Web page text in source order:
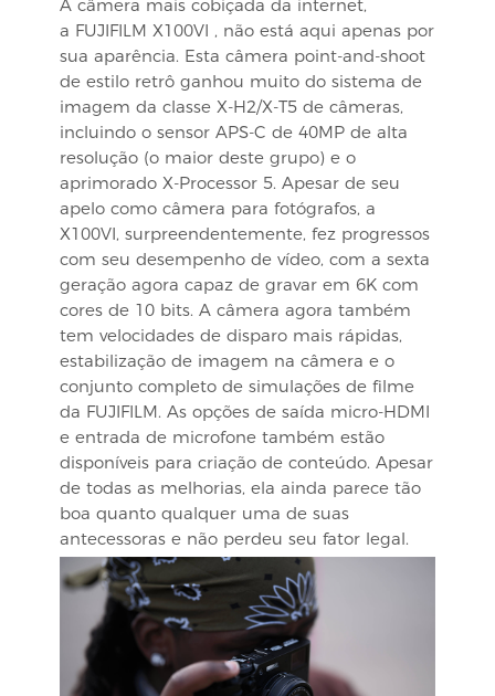
A câmera mais cobiçada da internet,
a FUJIFILM X100VI , não está aqui apenas por
sua aparência. Esta câmera point-and-shoot
de estilo retrô ganhou muito do sistema de
imagem da classe X-H2/X-T5 de câmeras,
incluindo o sensor APS-C de 40MP de alta
resolução (o maior deste grupo) e o
aprimorado X-Processor 5. Apesar de seu
apelo como câmera para fotógrafos, a
X100VI, surpreendentemente, fez progressos
com seu desempenho de vídeo, com a sexta
geração agora capaz de gravar em 6K com
cores de 10 bits. A câmera agora também
tem velocidades de disparo mais rápidas,
estabilização de imagem na câmera e o
conjunto completo de simulações de filme
da FUJIFILM. As opções de saída micro-HDMI
e entrada de microfone também estão
disponíveis para criação de conteúdo. Apesar
de todas as melhorias, ela ainda parece tão
boa quanto qualquer uma de suas
antecessoras e não perdeu seu fator legal.